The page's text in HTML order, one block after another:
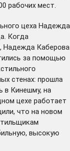
рабочих мест.
цеха Надежда
Когда
Надежда Каберова
за помощью
стенах: прошла
в Кинешму, на
цехе работает
что на новом
высокую